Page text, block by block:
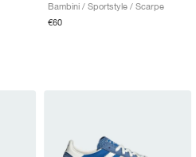
Bambini / Sportstyle / Scarpe
€60